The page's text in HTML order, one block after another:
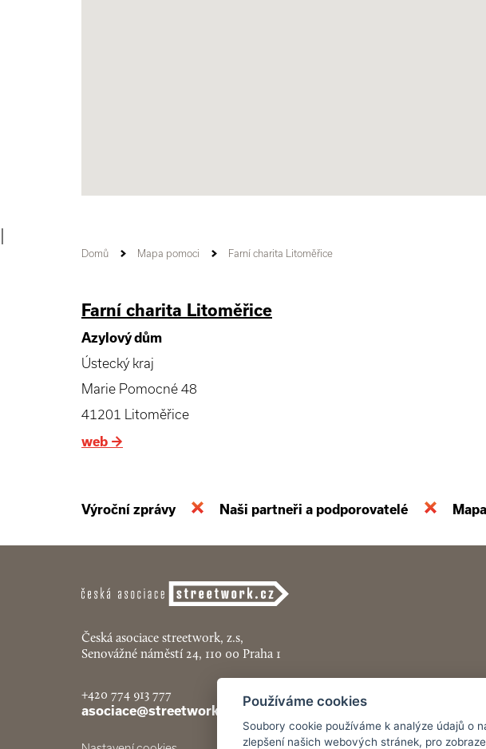
Domů Mapa pomoci Farní charita Litoměřice
Farní charita Litoměřice
Azylový dům
Ústecký kraj
Marie Pomocné 48
41201 Litoměřice
web →
Výroční zprávy Naši partneři a podporovatelé
Česká asociace streetwork, z.s,
Senovážné náměstí 24, 110 00 Praha 1
+420 774 913 777
asociace@streetwork.cz
Používáme cookies
Soubory cookie používáme k analýze údajů o
zlepšení našich webových stránek, pro